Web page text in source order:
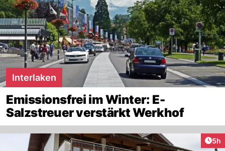
Interlaken
Emissionsfrei im Winter: E-
Salzstreuer verstärkt Werkhof
5h